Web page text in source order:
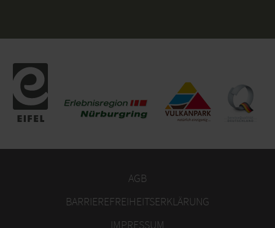
AGB
BARRIEREFREIHEITSERKLÄRUNG
IMPRESSUM